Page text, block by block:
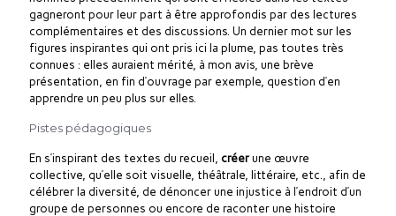
gagneront pour leur part à être approfondis par des lectures
complémentaires et des discussions. Un dernier mot sur les
figures inspirantes qui ont pris ici la plume, pas toutes très
connues : elles auraient mérité, à mon avis, une brève
présentation, en fin d’ouvrage par exemple, question d’en
apprendre un peu plus sur elles.
Pistes pédagogiques
En s’inspirant des textes du recueil, créer une œuvre
collective, qu’elle soit visuelle, théâtrale, littéraire, etc., afin de
célébrer la diversité, de dénoncer une injustice à l’endroit d’un
groupe de personnes ou encore de raconter une histoire